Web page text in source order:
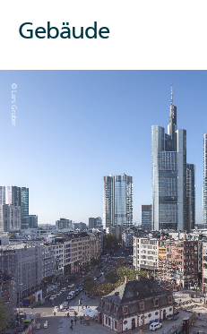
Gebäude
© Lars Gruber